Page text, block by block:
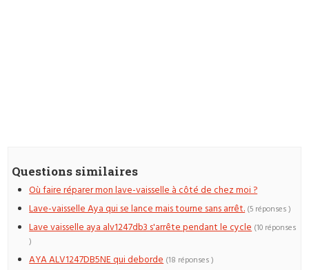
Questions similaires
Où faire réparer mon lave-vaisselle à côté de chez moi ?
Lave-vaisselle Aya qui se lance mais tourne sans arrêt. (5 réponses )
Lave vaisselle aya alv1247db3 s'arrête pendant le cycle (10 réponses
)
AYA ALV1247DB5NE qui deborde (18 réponses )